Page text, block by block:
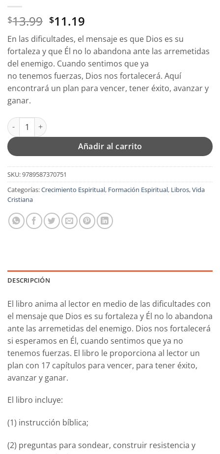
$13.99 El
precio
original
era:
$13.99.
$11.19
precio
actual
es:
$11.19.
En las dificultades, el mensaje es que Dios es su
fortaleza y que Él no lo abandona ante las arremetidas
del enemigo. Cuando sentimos que ya
no tenemos fuerzas, Dios nos fortalecerá. Aquí
encontrará un plan para vencer, tener éxito, avanzar y
ganar.
Fortalézcase Para Vencer - Tapa Blanda - T.D.Jakes cantidad
Añadir al carrito
SKU:9789587370751
Categorías:Crecimiento Espiritual, Formación Espiritual, Libros,Vida
Cristiana
DESCRIPCIÓN
El libro anima al lector en medio de las dificultades con
el mensaje que Dios es su fortaleza y Él no lo abandona
ante las arremetidas del enemigo. Dios nos fortalecerá
si esperamos en Él, cuando sentimos que ya no
tenemos fuerzas. El libro le proporciona al lector un
plan con 17 capítulos para vencer, para tener éxito,
avanzar y ganar.
El libro incluye:
(1) instrucción bíblica;
(2) preguntas para sondear, construir resistencia y